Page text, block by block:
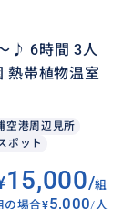
♪ 6時間 3人
熱帯植物温室
空港周辺見所
ポット
15,000/組
の場合¥5,000/人